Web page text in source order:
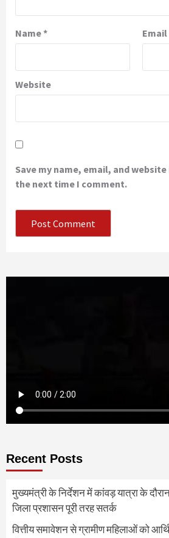
Name* Email
Website
Save my name, email, and
the next time I comment.
Recent Posts
मुख्यमंत्री के निर्देशन में कांवड़ यात्रा के
जिला प्रशासन पूरी तरह सतर्क
वित्तीय समावेशन से ग्रामीण महिलाओं को